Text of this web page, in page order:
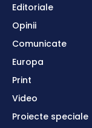
Editoriale
Opinii
Comunicate
Europa
Print
Video
Proiecte speciale